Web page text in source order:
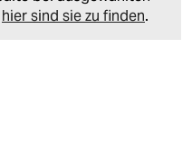
hier sind sie zu finden.